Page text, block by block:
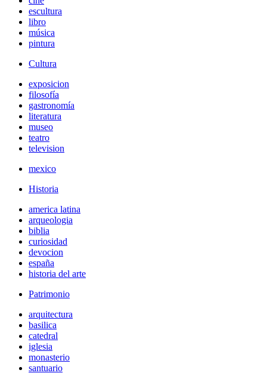
escultura
libro
música
pintura
Cultura
exposicion
filosofía
gastronomía
literatura
museo
teatro
television
mexico
Historia
america latina
arqueologia
biblia
curiosidad
devocion
españa
historia del arte
Patrimonio
arquitectura
basilica
catedral
iglesia
monasterio
santuario